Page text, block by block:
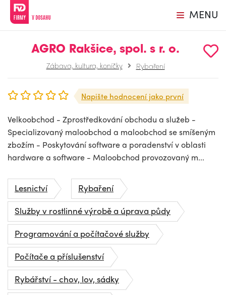
MENU
AGRO Rakšice, spol. s r. o.
Zábava, kultura, koníčky Rybaření
Napište hodnocení jako první
Velkoobchod - Zprostředkování obchodu a služeb -
Specializovaný maloobchod a maloobchod se smíšeným
zbožím - Poskytování software a poradenství v oblasti
hardware a software - Maloobchod provozovaný m...
Lesnictví
Rybaření
Služby v rostlinné výrobě a úprava půdy
Programování a počítačové služby
Počítače a příslušenství
Rybářství - chov, lov, sádky